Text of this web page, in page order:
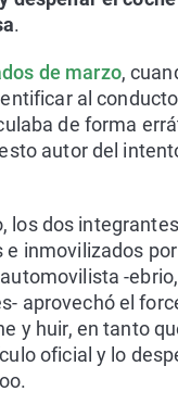
.
de marzo,
al
de forma
autor del
los dos
e inmovilizados
-
aprovechó el
y huir, en tanto
oficial y lo